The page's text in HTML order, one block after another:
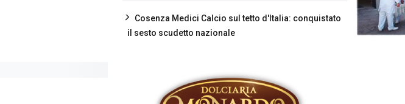
Cosenza Medici Calcio sul tetto d'Italia: conquistato
il sesto scudetto nazionale